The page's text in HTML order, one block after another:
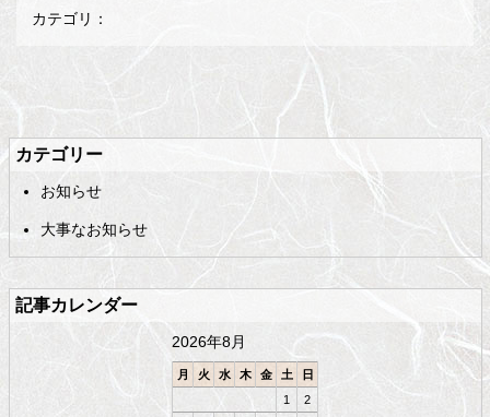
カテゴリ：
ン
ン
ツ
の
先
ジ
へ
戻
る
カテゴリー
お知らせ
大事なお知らせ
記事カレンダー
2026年8月
月 火 水 木 金 土
日
1
2